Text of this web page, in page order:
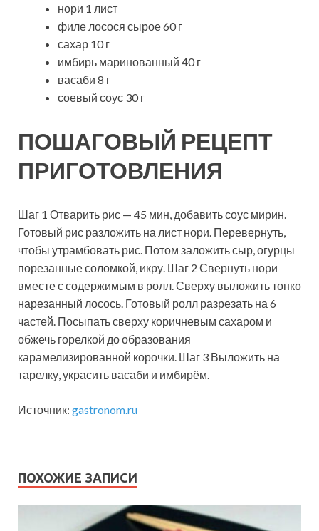
нори 1 лист
филе лосося сырое 60 г
сахар 10 г
имбирь маринованный 40 г
васаби 8 г
соевый соус 30 г
ПОШАГОВЫЙ РЕЦЕПТ
ПРИГОТОВЛЕНИЯ
Шаг 1 Отварить рис — 45 мин, добавить соус мирин.
Готовый рис разложить на лист нори. Перевернуть,
чтобы утрамбовать рис. Потом заложить сыр, огурцы
порезанные соломкой, икру. Шаг 2 Свернуть нори
вместе с содержимым в ролл. Сверху выложить тонко
нарезанный лосось. Готовый ролл разрезать на 6
частей. Посыпать сверху коричневым сахаром и
обжечь горелкой до образования
карамелизированной корочки. Шаг 3 Выложить на
тарелку, украсить васаби и имбирём.
Источник: gastronom.ru
ПОХОЖИЕ ЗАПИСИ